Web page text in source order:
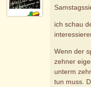
ich schau
Wenn der
zehner
unterm
tun muss.